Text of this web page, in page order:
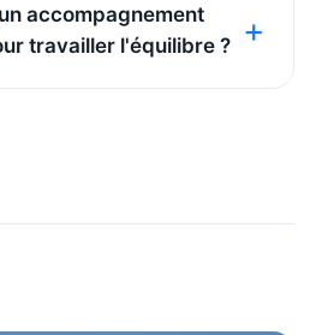
accompagnement
travailler l'équilibre ?